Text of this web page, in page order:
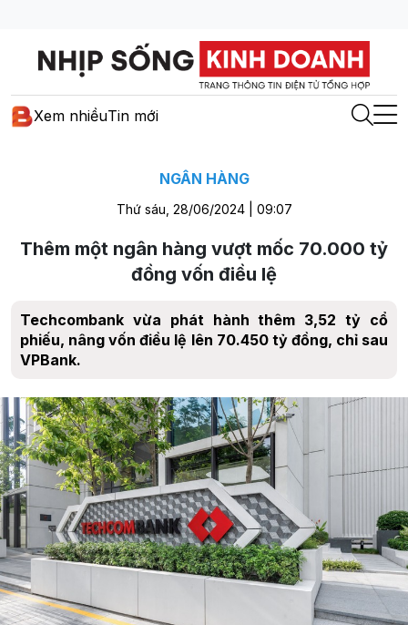
Xem nhiềuTin mới
NGÂN HÀNG
Thứ sáu, 28/06/2024 | 09:07
Thêm một ngân hàng vượt mốc 70.000 tỷ
đồng vốn điều lệ
Techcombank vừa phát hành thêm 3,52 tỷ cổ
phiếu, nâng vốn điều lệ lên 70.450 tỷ đồng, chỉ sau
VPBank.